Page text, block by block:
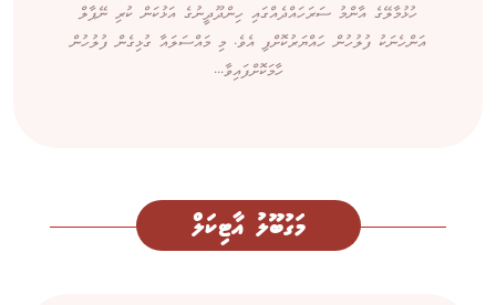
ހުޅުމާލޭގެ އާންމު ސަރަހައްދެއްގައި ހިންދޫދީނުގެ އަޅުކަން ކުރި ނޭޕާލް
އަންހެނަކު ފުލުހުން ހައްޔަރުކޮށްފި އެވެ. މި މައްސަލައާ ގުޅިގެން ފުލުހުން
ހާމަކޮށްފައިވާ...
މަގުބޫލު އާޓިކަލް